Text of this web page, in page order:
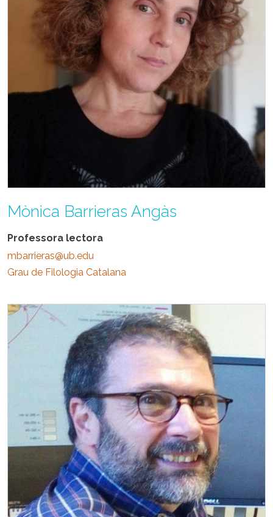
Mònica Barrieras Angàs
Professora lectora
mbarrieras@ub.edu
Grau de Filologia Catalana